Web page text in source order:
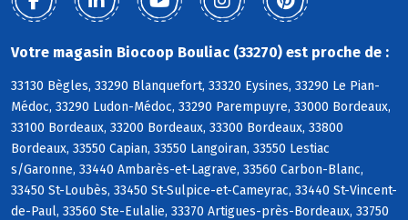
Votre magasin Biocoop Bouliac (33270) est proche de :
33130 Bègles, 33290 Blanquefort, 33320 Eysines, 33290 Le Pian-
Médoc, 33290 Ludon-Médoc, 33290 Parempuyre, 33000 Bordeaux,
33100 Bordeaux, 33200 Bordeaux, 33300 Bordeaux, 33800
Bordeaux, 33550 Capian, 33550 Langoiran, 33550 Lestiac
s/Garonne, 33440 Ambarès-et-Lagrave, 33560 Carbon-Blanc,
33450 St-Loubès, 33450 St-Sulpice-et-Cameyrac, 33440 St-Vincent-
de-Paul, 33560 Ste-Eulalie, 33370 Artigues-près-Bordeaux, 33750